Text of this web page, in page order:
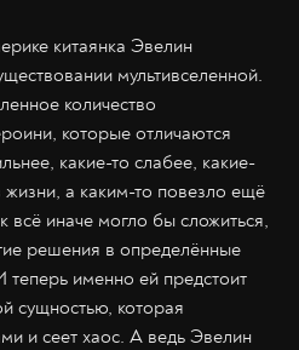
китаянка Эвелин
мультивселенной.
количество
которые отличаются
какие-то слабее, какие-
жизни, а каким-то повезло ещё
всё иначе могло бы сложиться,
решения в определённые
именно ей предстоит
сущностью, которая
и сеет хаос. А ведь Эвелин